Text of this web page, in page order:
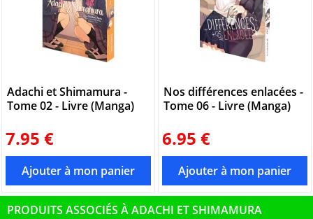
Adachi et Shimamura -
Tome 02 - Livre (Manga)
7.95 €
Nos différences enlacées -
Tome 06 - Livre (Manga)
6.95 €
PRODUITS ASSOCIÉS À ADACHI ET SHIMAMURA